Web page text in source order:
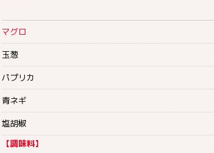
マグロ
玉葱
パプリカ
青ネギ
塩胡椒
【調味料】